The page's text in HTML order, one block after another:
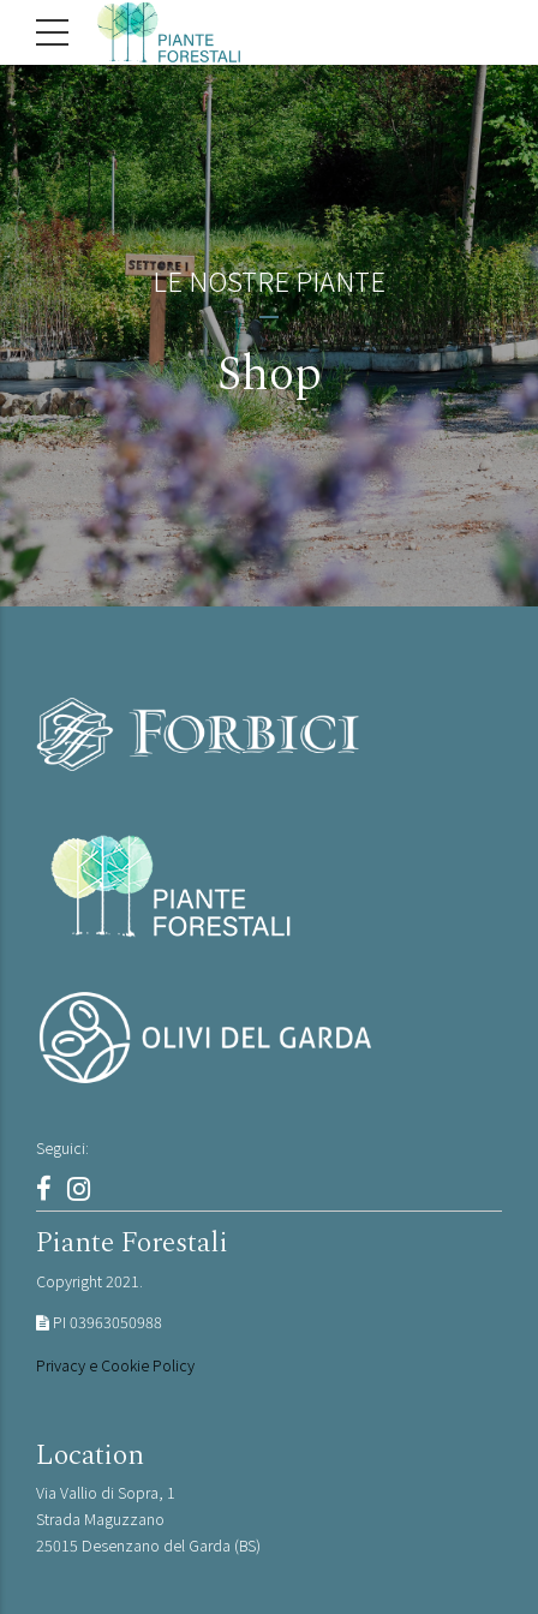
LE NOSTRE PIANTE
Shop
Seguici:
Piante Forestali
Copyright 2021.
PI 03963050988
Privacy e Cookie Policy
Location
Via Vallio di Sopra, 1
Strada Maguzzano
25015 Desenzano del Garda (BS)